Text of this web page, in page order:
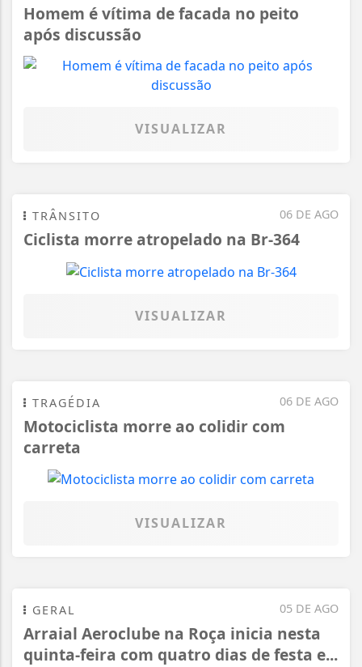
Homem é vítima de facada no peito
após discussão
VISUALIZAR
06 DE AGO
TRÂNSITO
Ciclista morre atropelado na Br-364
VISUALIZAR
06 DE AGO
TRAGÉDIA
Motociclista morre ao colidir com
carreta
VISUALIZAR
05 DE AGO
GERAL
Arraial Aeroclube na Roça inicia nesta
quinta-feira com quatro dias de festa e...